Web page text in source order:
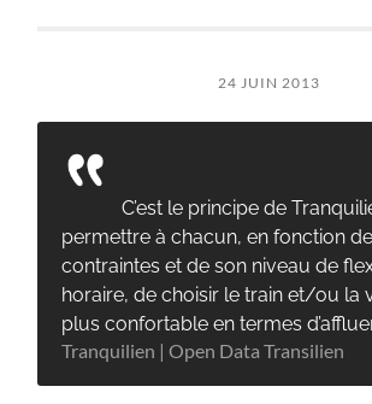
24 JUIN 2013
C’est le principe de
permettre à chacun, en fonction
contraintes et de son niveau de
horaire, de choisir le train et/ou la
plus confortable en termes
Tranquilien | Open Data Transilien